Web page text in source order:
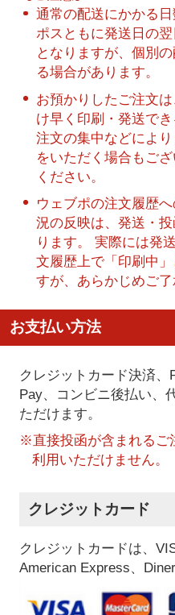
通常の配送にかかる
ポスともに発送日の
となりますが、個別
る場合があります。
お預かりしたご注文
け早く印刷・発送で
注文の集中などによ
をいただく場合もご
ください。
ウェブポの注文履歴
況の反映は、発送・
ります。 実際には発
文履歴上で「印刷中
すが、あらかじめご了
お支払い方法
クレジットカード決済、
Pay、コンビニ後払い、
ただけます。
※直接投函が含まれるご
利用いただけません。
クレジットカード
クレジットカードは、
American Express、